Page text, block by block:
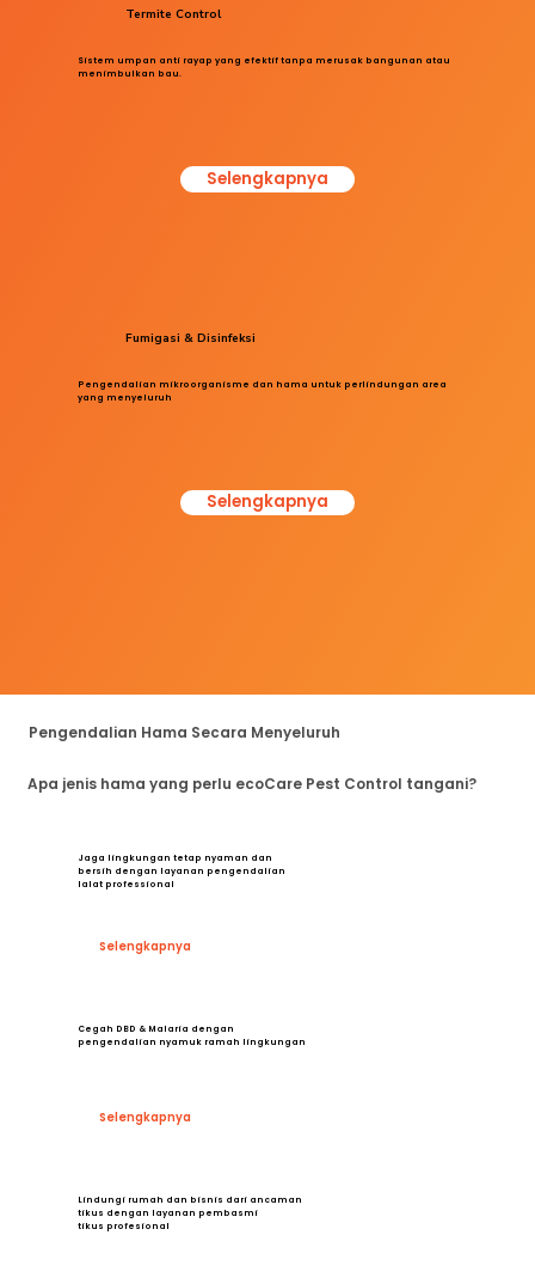
Sistem umpan anti rayap yang efektif tanpa merusak bangunan atau
menimbulkan bau.
Termite Control
Selengkapnya
Pengendalian mikroorganisme dan hama untuk perlindungan area
yang menyeluruh
Fumigasi & Disinfeksi
Selengkapnya
Jaga lingkungan tetap nyaman dan
bersih dengan layanan pengendalian
lalat professional
Selengkapnya
Cegah DBD & Malaria dengan
pengendalian nyamuk ramah lingkungan
Selengkapnya
Lindungi rumah dan bisnis dari ancaman
tikus dengan layanan pembasmi
tikus profesional
Pengendalian Hama Secara Menyeluruh
Apa jenis hama yang perlu ecoCare Pest Control tangani?